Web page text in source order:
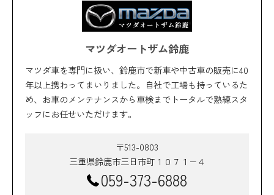
マツダオートザム鈴鹿
マツダ車を専門に扱い、鈴鹿市で新車や中古車の販売に40
年以上携わってまいりました。自社で工場も持っているた
め、お車のメンテナンスから車検までトータルで熟練スタ
ッフにお任せいただけます。
〒513-0803
三重県鈴鹿市三日市町１０７１−４
059-373-6888